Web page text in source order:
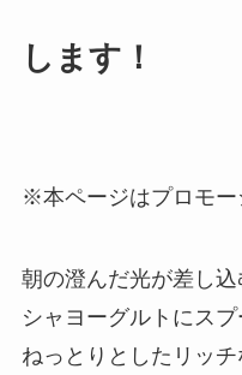
します！
※本ページはプロモー
朝の澄んだ光が差し
シャヨーグルトにス
ねっとりとしたリッ